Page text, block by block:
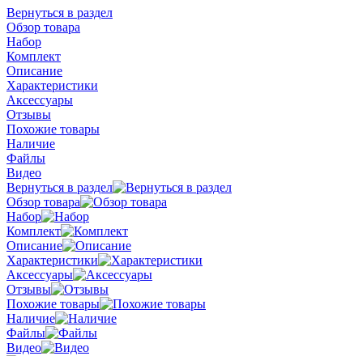
Вернуться в раздел
Обзор товара
Набор
Комплект
Описание
Характеристики
Аксессуары
Отзывы
Похожие товары
Наличие
Файлы
Видео
Вернуться в раздел
Обзор товара
Набор
Комплект
Описание
Характеристики
Аксессуары
Отзывы
Похожие товары
Наличие
Файлы
Видео